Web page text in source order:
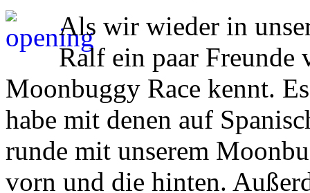
Als wir wieder in
Ralf ein paar Freunde
Moonbuggy Race kennt.
habe mit denen auf
runde mit unserem
vorn und die hinten.